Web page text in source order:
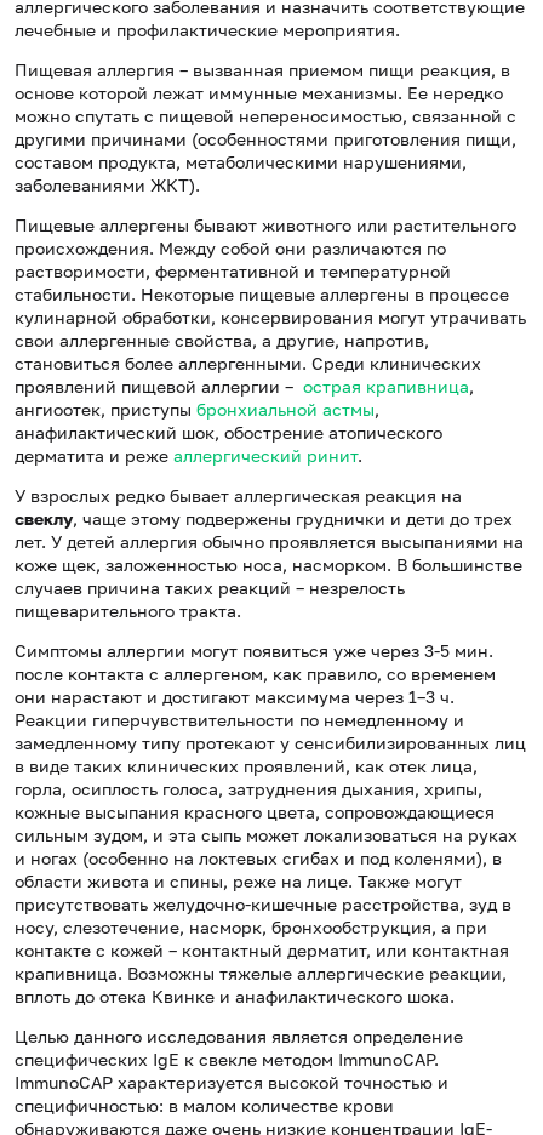
аллергического заболевания и назначить соответствующие
лечебные и профилактические мероприятия.
Пищевая аллергия – вызванная приемом пищи реакция, в
основе которой лежат иммунные механизмы. Ее нередко
можно спутать с пищевой непереносимостью, связанной с
другими причинами (особенностями приготовления пищи,
составом продукта, метаболическими нарушениями,
заболеваниями ЖКТ).
Пищевые аллергены бывают животного или растительного
происхождения. Между собой они различаются по
растворимости, ферментативной и температурной
стабильности. Некоторые пищевые аллергены в процессе
кулинарной обработки, консервирования могут утрачивать
свои аллергенные свойства, а другие, напротив,
становиться более аллергенными. Среди клинических
проявлений пищевой аллергии – острая крапивница,
ангиоотек, приступы бронхиальной астмы,
анафилактический шок, обострение атопического
дерматита и реже аллергический ринит.
У взрослых редко бывает аллергическая реакция на
свеклу, чаще этому подвержены груднички и дети до трех
лет. У детей аллергия обычно проявляется высыпаниями на
коже щек, заложенностью носа, насморком. В большинстве
случаев причина таких реакций – незрелость
пищеварительного тракта.
Симптомы аллергии могут появиться уже через 3-5 мин.
после контакта с аллергеном, как правило, со временем
они нарастают и достигают максимума через 1–3 ч.
Реакции гиперчувствительности по немедленному и
замедленному типу протекают у сенсибилизированных лиц
в виде таких клинических проявлений, как отек лица,
горла, осиплость голоса, затруднения дыхания, хрипы,
кожные высыпания красного цвета, сопровождающиеся
сильным зудом, и эта сыпь может локализоваться на руках
и ногах (особенно на локтевых сгибах и под коленями), в
области живота и спины, реже на лице. Также могут
присутствовать желудочно-кишечные расстройства, зуд в
носу, слезотечение, насморк, бронхообструкция, а при
контакте с кожей – контактный дерматит, или контактная
крапивница. Возможны тяжелые аллергические реакции,
вплоть до отека Квинке и анафилактического шока.
Целью данного исследования является определение
специфических IgE к свекле методом ImmunoCAP.
ImmunoCAP характеризуется высокой точностью и
специфичностью: в малом количестве крови
обнаруживаются даже очень низкие концентрации IgE-